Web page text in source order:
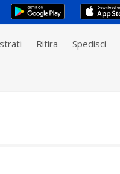
Ritira Spedisci